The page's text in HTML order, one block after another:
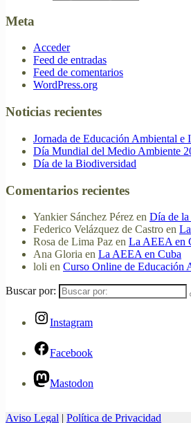
Meta
Acceder
Feed de entradas
Feed de comentarios
WordPress.org
Noticias recientes
Jornada de Educación Ambiental
Día Mundial del Medio Ambiente
Día de la Biodiversidad
Comentarios recientes
Yankier Sánchez Pérez en Día de la
Federico Velázquez de Castro en
Rosa de Lima Paz en La AEEA en
Ana Gloria en La AEEA en Cuba
loli en Curso Online de Educación
Buscar por:
Instagram
Facebook
Mastodon
Aviso Legal | Política de Privacidad